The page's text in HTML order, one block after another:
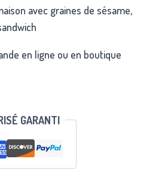
avec graines de sésame,
en ligne ou en boutique
GARANTI